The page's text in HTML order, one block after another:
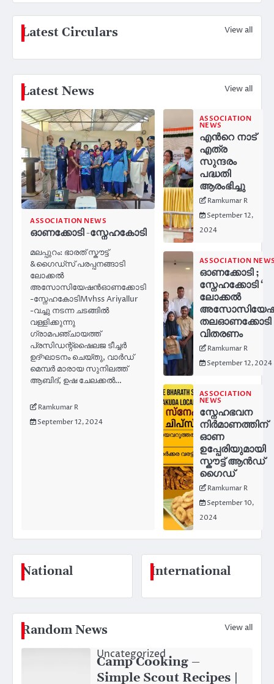
Latest Circulars View all
Latest News View all
ASSOCIATION NEWS
ഓണക്കോടി -സ്നേഹകോടി
മലപ്പുറം: ഭാരത് സ്കൗട്ട്
&ഗൈഡ്സ് പരപ്പനങ്ങാടി
ലോക്കൽ
അസോസിയേഷൻഓണക്കോടി
-സ്നേഹകോടിMvhss Ariyallur
-വച്ചു നടന്ന ചടങ്ങിൽ
വള്ളിക്കുന്നു
ഗ്രാമപഞ്ചായത്ത്
പ്രസിഡന്റ്‌ഷൈലജ ടീച്ചർ
ഉദ്ഘാടനം ചെയ്തു, വാർഡ്
മെമ്പർ മാരായ സുനിലത്ത്
ആബിദ്, ഉഷ ചേലക്കൽ…
Ramkumar R
September 12, 2024
ASSOCIATION
NEWS
എൻറെ നാട്
എത്ര
സുന്ദരം
പദ്ധതി
ആരംഭിച്ചു
Ramkumar R
September 12,
2024
ASSOCIATION
ഓണക്കോടി ;
സ്നേഹക്കോടി ‘
ലോക്കൽ
തലഓണക്കോടി
വിതരണം
Ramkumar R
September 12, 2024
ASSOCIATION
NEWS
സ്നേഹഭവന
നിർമാണത്തിന്
ഓണ
ഉപ്പേരിയുമായി
സ്കൗട്ട് ആൻഡ്
ഗൈഡ്
Ramkumar R
September 10,
2024
National International
Random News View all
Uncategorized
Camp Cooking –
Simple Scout Recipes |